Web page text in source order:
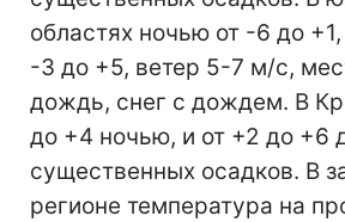
областях ночью от -6 до
-3 до +5, ветер 5-7 м/с,
дождь, снег с дождем. В
до +4 ночью, и от +2 до +6
существенных осадков. В
регионе температура на